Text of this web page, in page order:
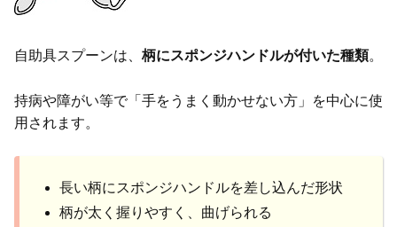
自助具スプーンは、 柄にスポンジハンドルが付いた種類。
持病や障がい等で「手をうまく動かせない方」を中心に使
用されます。
長い柄にスポンジハンドルを差し込んだ形状
柄が太く握りやすく、曲げられる